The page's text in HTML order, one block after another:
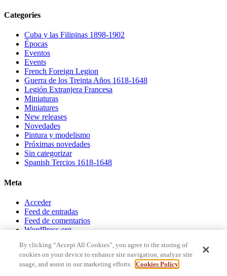
Categories
Cuba y las Filipinas 1898-1902
Épocas
Eventos
Events
French Foreign Legion
Guerra de los Treinta Años 1618-1648
Legión Extranjera Francesa
Miniaturas
Miniatures
New releases
Novedades
Pintura y modelismo
Próximas novedades
Sin categorizar
Spanish Tercios 1618-1648
Meta
Acceder
Feed de entradas
Feed de comentarios
WordPress.org
Facebook
X
Instagram
By clicking “Accept All Cookies”, you agree to the storing of
cookies on your device to enhance site navigation, analyze site
usage, and assist in our marketing efforts. Cookies Policy